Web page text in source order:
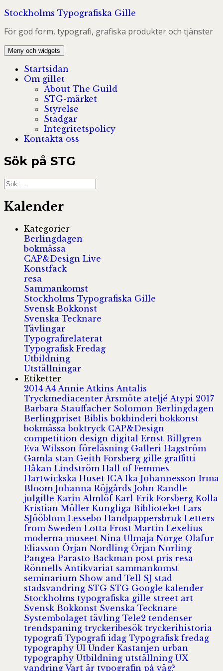
Hoppa
innehåll
Stockholms Typografiska Gille
För god form, typografi, grafiska produkter och tjänster
Meny och widgets
Startsidan
Om gillet
About The Guild
STG-märket
Styrelse
Stadgar
Integritetspolicy
Kontakta oss
Sök på STG
Sök
efter:
Kalender
Kategorier
Berlingdagen
bokmässa
CAP&Design Live
Konstfack
resa
Sammankomst
Stockholms Typografiska Gille
Svensk Bokkonst
Svenska Tecknare
Tävlingar
Typografirelaterat
Typografisk Fredag
Utbildning
Utställningar
Etiketter
2014 A4 Annie Atkins Antalis
Tryckmediacenter Årsmöte ateljé Atypi 2017
Barbara Stauffacher Solomon Berlingdagen
Berlingpriset Biblisbokbinderibokkonst
bokmässaboktryck CAP&Design
competition design digital Ernst Billgren
Eva Wilsson föreläsning Galleri Hagström
Gamla stan Geith Forsberg gille graffitti
Håkan Lindström Hall of Femmes
Hartwickska Huset ICA Ika Johannesson Irma
Bloom Johanna Röjgårds John Randle
julgille Karin Almlöf Karl-Erik Forsberg Kolla
Kristian Möller Kungliga Biblioteket Lars
SJööblom Lessebo Handpappersbruk Letters
from Sweden Lotta Frost Martin Lexelius
moderna museet Nina Ulmaja Norge Olafur
Eliasson Örjan Nordling Örjan Norling
Pangea Parasto Backman post pris resa
Rönnells Antikvariat sammankomst
seminarium Show and Tell SJ stad
stadsvandring STG STG Google kalender
Stockholms typografiska gille street art
Svensk Bokkonst Svenska Tecknare
Systembolaget tävling Tele2 tendenser
trendspaning tryckeribesök tryckerihistoria
typografi Typografi idag Typografisk fredag
typography UI Under Kastanjen urban
typography Utbildning utställning UX
vandring Vart är typografin på väg?